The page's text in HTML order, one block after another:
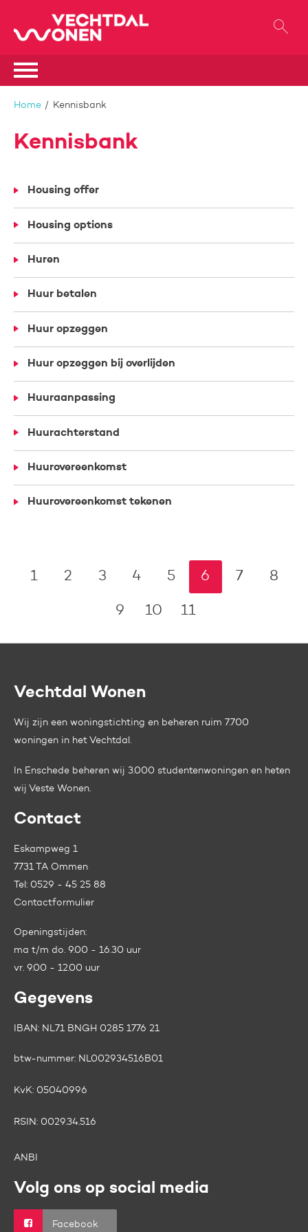
Naar hoofdinhoud
Naar hoofdnavigatiemenu
Naar zoeken
Naar de homepage
Ga naar Hoofd
Home Kennisbank
Kennisbank
Housing offer
Housing options
Huren
Huur betalen
Huur opzeggen
Huur opzeggen bij overlijden
Huuraanpassing
Huurachterstand
Huurovereenkomst
Huurovereenkomst tekenen
Selecteer een pagina
1 2 3 4 5 6 7 8
9 10 11
Contactinformatie
Vechtdal Wonen
Wij zijn een woningstichting en beheren ruim 7.700
woningen in het Vechtdal.
In Enschede beheren wij 3.000 studentenwoningen en heten
wij Veste Wonen.
Contact
Eskampweg 1
7731 TA Ommen
Tel: 0529 - 45 25 88
Contactformulier
Openingstijden:
ma t/m do. 9.00 - 16.30 uur
vr. 9.00 - 12.00 uur
Gegevens
IBAN: NL71 BNGH 0285 1776 21
btw-nummer: NL002934516B01
KvK: 05040996
RSIN: 0029.34.516
ANBI
Volg ons op social media
Facebook